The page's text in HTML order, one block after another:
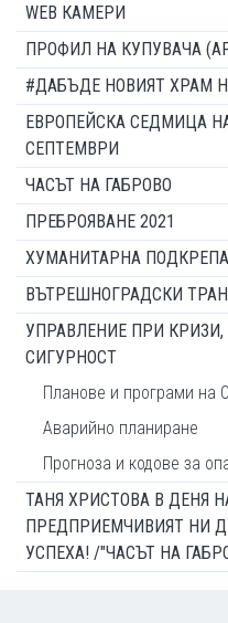
WEB КАМЕРИ
ПРОФИЛ НА КУПУВАЧА
#ДАБЪДЕ НОВИЯТ ХРАМ
ЕВРОПЕЙСКА СЕДМИЦА
СЕПТЕМВРИ
ЧАСЪТ НА ГАБРОВО
ПРЕБРОЯВАНЕ 2021
ХУМАНИТАРНА ПОДКРЕПА
ВЪТРЕШНОГРАДСКИ
УПРАВЛЕНИЕ ПРИ
СИГУРНОСТ
Планове и програми на
Аварийно планиране
Прогноза и кодове за
ТАНЯ ХРИСТОВА В ДЕНЯ
ПРЕДПРИЕМЧИВИЯТ НИ
УСПЕХА! /"ЧАСЪТ НА